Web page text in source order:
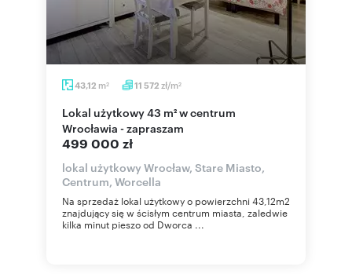
43,12 m2 11 572 zł/m2
Lokal użytkowy 43 m² w centrum
Wrocławia - zapraszam
499 000 zł
lokal użytkowy Wrocław, Stare Miasto,
Centrum, Worcella
Na sprzedaż lokal użytkowy o powierzchni 43,12m2
znajdujący się w ścisłym centrum miasta, zaledwie
kilka minut pieszo od Dworca ...